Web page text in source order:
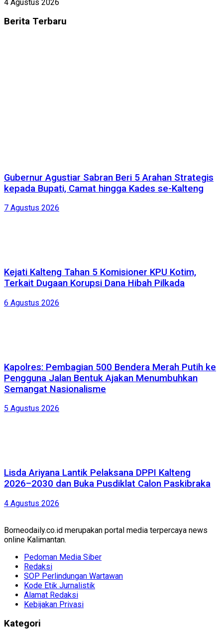
4 Agustus 2026
Berita Terbaru
Gubernur Agustiar Sabran Beri 5 Arahan Strategis
kepada Bupati, Camat hingga Kades se-Kalteng
7 Agustus 2026
Kejati Kalteng Tahan 5 Komisioner KPU Kotim,
Terkait Dugaan Korupsi Dana Hibah Pilkada
6 Agustus 2026
Kapolres: Pembagian 500 Bendera Merah Putih ke
Pengguna Jalan Bentuk Ajakan Menumbuhkan
Semangat Nasionalisme
5 Agustus 2026
Lisda Ariyana Lantik Pelaksana DPPI Kalteng
2026–2030 dan Buka Pusdiklat Calon Paskibraka
4 Agustus 2026
Borneodaily.co.id merupakan portal media terpercaya news
online Kalimantan.
Pedoman Media Siber
Redaksi
SOP Perlindungan Wartawan
Kode Etik Jurnalistik
Alamat Redaksi
Kebijakan Privasi
Kategori